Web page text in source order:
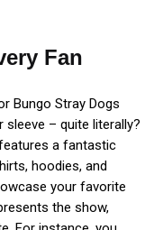
Fan
Bungo Stray Dogs
– quite literally?
a fantastic
hoodies, and
your favorite
the show,